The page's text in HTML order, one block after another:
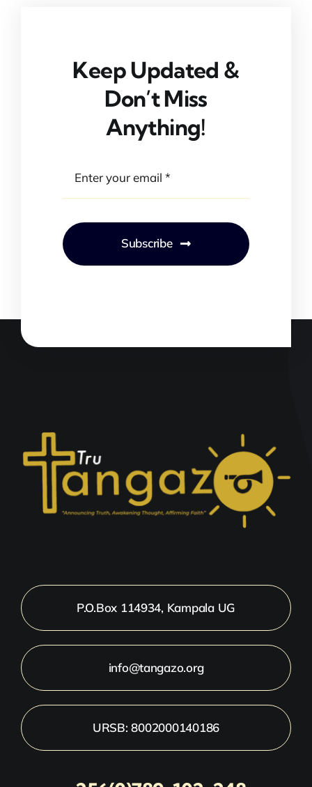
Keep Updated &
Don’t Miss
Anything!
Subscribe
P.O.Box 114934, Kampala UG
info@tangazo.org
URSB: 8002000140186